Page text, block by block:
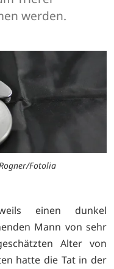
werden.
Fotolia
einen dunkel
Mann von sehr
Alter von
hatte die Tat in der